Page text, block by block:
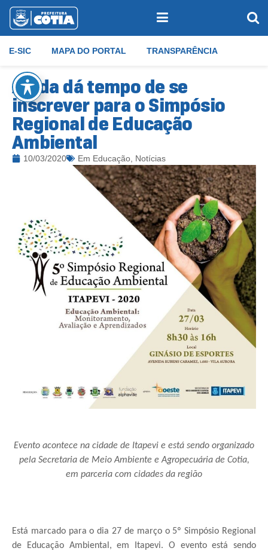
E-SIC MAPA DO PORTAL TRANSPARÊNCIA
Ainda dá tempo de se
inscrever para o Simpósio
Regional de Educação
Ambiental
10/03/2020 Em Educação Notícias
Evento acontece na cidade de Itapevi e está sendo organizado
pela Secretaria de Meio Ambiente e Agropecuária de Cotia,
em parceria com cidades da região
Está marcado para o dia 27 de março o 5º Simpósio Regional
de Educação Ambiental, em Itapevi. O evento está sendo